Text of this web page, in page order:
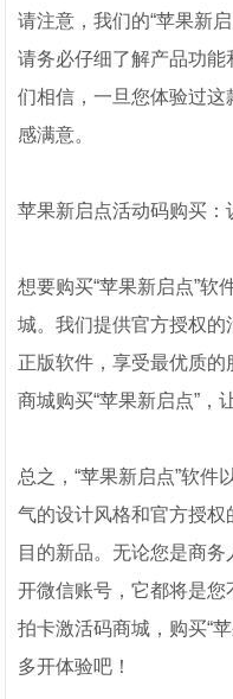
请注意，我们的“苹果新
请务必仔细了解产品功
们相信，一旦您体验过
感满意。
苹果新启点活动码购买
想要购买“苹果新启点”软
城。我们提供官方授权
正版软件，享受最优质
商城购买“苹果新启点”，
总之，“苹果新启点”软件
气的设计风格和官方授
目的新品。无论您是商
开微信账号，它都将是
拍卡激活码商城，购买“
多开体验吧！